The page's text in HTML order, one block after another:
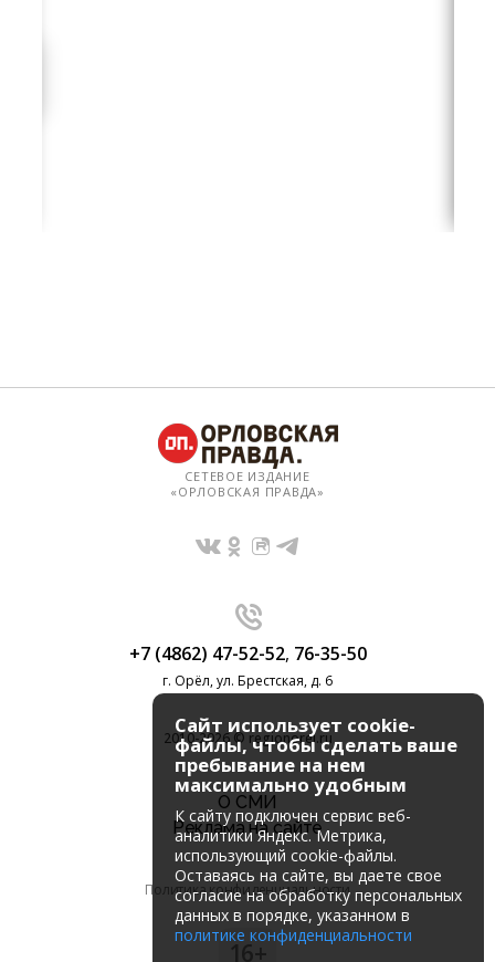
СЕТЕВОЕ ИЗДАНИЕ
«ОРЛОВСКАЯ ПРАВДА»
+7 (4862) 47-52-52, 76-35-50
г. Орёл, ул. Брестская, д. 6
2010-2026 © regionorel.ru
О СМИ
Реклама на сайте
Политика конфиденциальности
16+
Сайт использует cookie-
файлы, чтобы сделать ваше
пребывание на нем
максимально удобным
К cайту подключен сервис веб-
аналитики Яндекс. Метрика,
использующий cookie-файлы.
Оставаясь на сайте, вы даете свое
согласие на обработку персональных
данных в порядке, указанном в
политике конфиденциальности